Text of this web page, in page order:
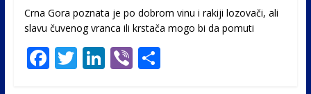
Crna Gora poznata je po dobrom vinu i rakiji lozovači, ali
slavu čuvenog vranca ili krstača mogo bi da pomuti
F T Li Vi S